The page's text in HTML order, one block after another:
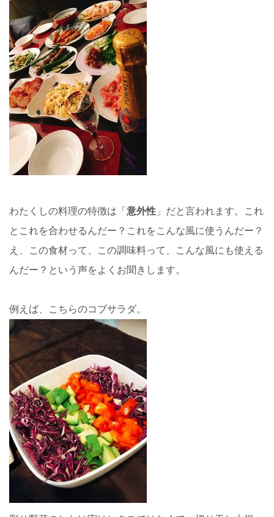
わたくしの料理の特徴は「 意外性 」だと言われます。これ
とこれを合わせるんだー？これをこんな風に使うんだー？
え、この食材って、この調味料って、こんな風にも使える
んだー？という声をよくお聞きします。
例えば、こちらのコブサラダ。